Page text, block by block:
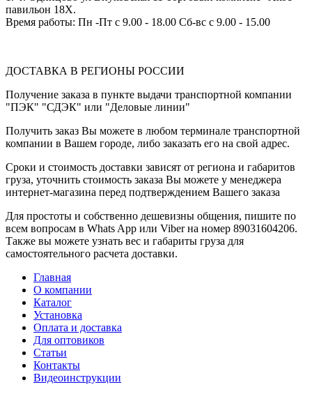
павильон 18Х.
Время работы: Пн -Пт с 9.00 - 18.00 Сб-вс с 9.00 - 15.00
ДОСТАВКА В РЕГИОНЫ РОССИИ
Получение заказа в пункте выдачи транспортной компании
"ПЭК" "СДЭК" или "Деловые линии"
Получить заказ Вы можете в любом терминале транспортной
компании в Вашем городе, либо заказать его на свой адрес.
Сроки и стоимость доставки зависят от региона и габаритов
груза, уточнить стоимость заказа Вы можете у менеджера
интернет-магазина перед подтверждением Вашего заказа
Для простоты и собственно дешевизны общения, пишите по
всем вопросам в Whats App или Viber на номер 89031604206.
Также вы можете узнать вес и габариты груза для
самостоятельного расчета доставки.
Главная
О компании
Каталог
Установка
Оплата и доставка
Для оптовиков
Статьи
Контакты
Видеоинструкции